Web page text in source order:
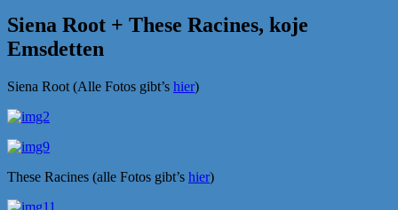
Siena Root + These Racines, koje
Emsdetten
Siena Root (Alle Fotos gibt’s hier)
These Racines (alle Fotos gibt’s hier)